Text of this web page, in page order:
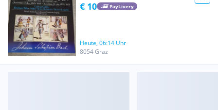
€ 10 PayLivery
Heute, 06:14 Uhr
8054 Graz